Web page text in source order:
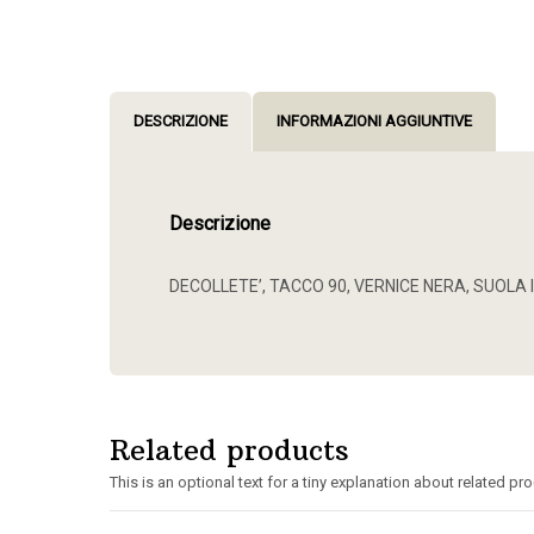
DESCRIZIONE INFORMAZIONI AGGIUNTIVE
Descrizione
DECOLLETE’, TACCO 90, VERNICE NERA, SUOLA
Related products
This is an optional text for a tiny explanation about related